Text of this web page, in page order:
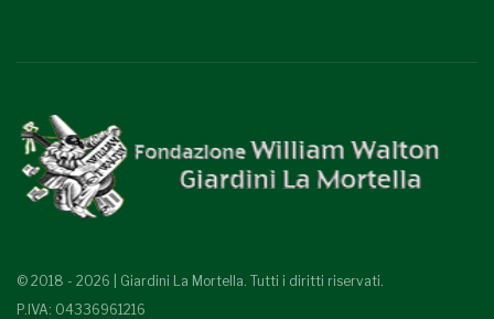
© 2018 - 2026 | Giardini La Mortella. Tutti i diritti riservati.
P.IVA: 04336961216